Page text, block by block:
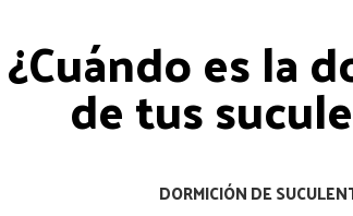
¿Cuándo es la
de tus
DORMICIÓN DE